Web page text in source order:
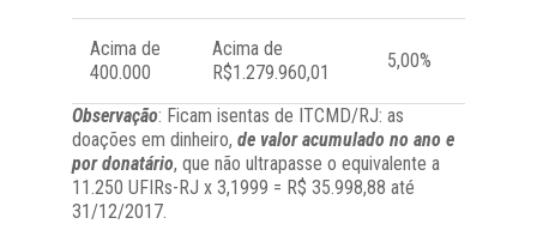
Acima de
400.000
Acima de
R$1.279.960,01
5,00%
Observação: Ficam isentas de ITCMD/RJ: as
doações em dinheiro, de valor acumulado no ano e
por donatário, que não ultrapasse o equivalente a
11.250 UFIRs-RJ x 3,1999 = R$ 35.998,88 até
31/12/2017.